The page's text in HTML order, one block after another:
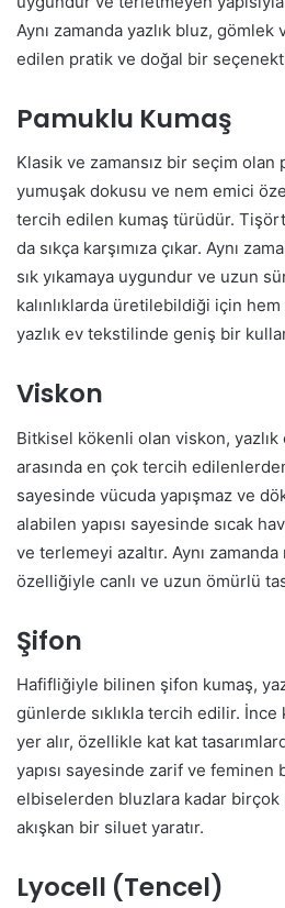
Aynı zamanda yazlık bluz,
edilen pratik ve doğal bir
Pamuklu Kumaş
Klasik ve zamansız bir seçim olan
yumuşak dokusu ve nem emici
tercih edilen kumaş türüdür.
da sıkça karşımıza çıkar. Aynı
sık yıkamaya uygundur ve uzun
kalınlıklarda üretilebildiği için
yazlık ev tekstilinde geniş bir
Viskon
Bitkisel kökenli olan viskon,
arasında en çok tercih
sayesinde vücuda yapışmaz ve
alabilen yapısı sayesinde sıcak
ve terlemeyi azaltır. Aynı
özelliğiyle canlı ve uzun ömürlü
Şifon
Hafifliğiyle bilinen şifon kumaş,
günlerde sıklıkla tercih edilir. İnce
yer alır, özellikle kat kat
yapısı sayesinde zarif ve
elbiselerden bluzlara kadar birçok
akışkan bir siluet yaratır.
Lyocell (Tencel)